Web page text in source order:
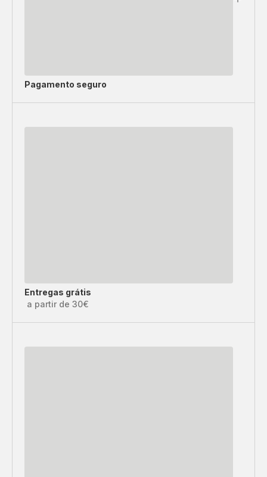
Pagamento seguro
Entregas grátis
a partir de 30€